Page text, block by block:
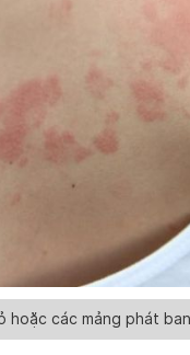
hoặc các mảng phát